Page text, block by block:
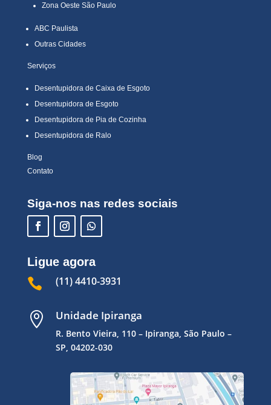
Zona Oeste São Paulo
ABC Paulista
Outras Cidades
Serviços
Desentupidora de Caixa de Esgoto
Desentupidora de Esgoto
Desentupidora de Pia de Cozinha
Desentupidora de Ralo
Blog
Contato
Siga-nos nas redes sociais
Ligue agora
 (11) 4410-3931
 Unidade Ipiranga
R. Bento Vieira, 110 – Ipiranga, São Paulo –
SP, 04202-030